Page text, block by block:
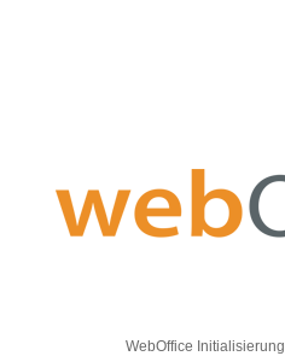
WebOffice Initialisierung